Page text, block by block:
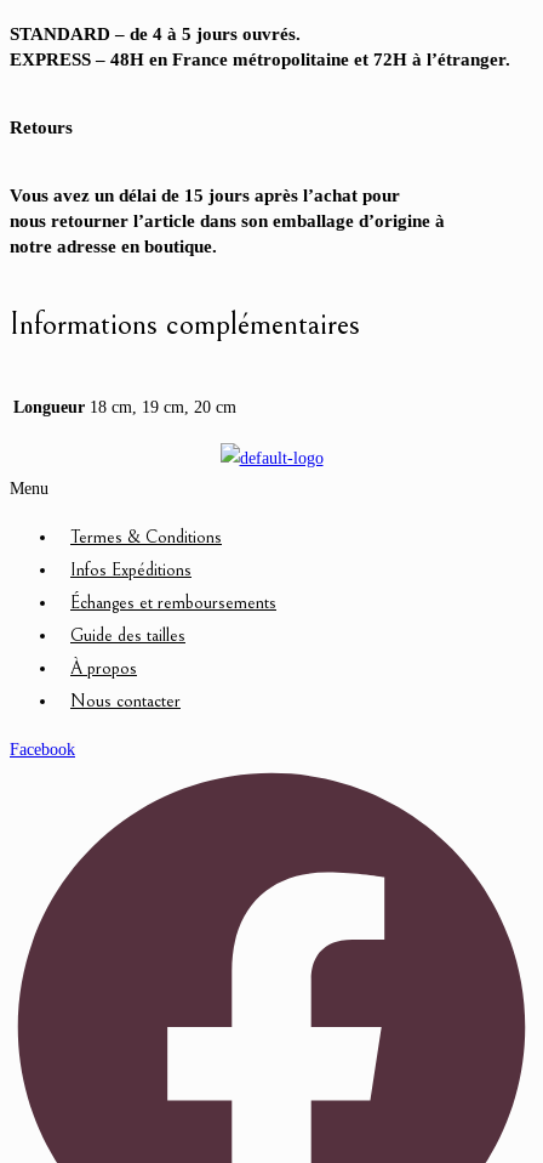
STANDARD – de 4 à 5 jours ouvrés.
EXPRESS – 48H en France métropolitaine et 72H à l’étranger.
Retours
Vous avez un délai de 15 jours après l’achat pour
nous retourner l’article dans son emballage d’origine à
notre adresse en boutique.
Informations complémentaires
Longueur 18 cm, 19 cm, 20 cm
Menu
Termes & Conditions
Infos Expéditions
Échanges et remboursements
Guide des tailles
À propos
Nous contacter
Facebook